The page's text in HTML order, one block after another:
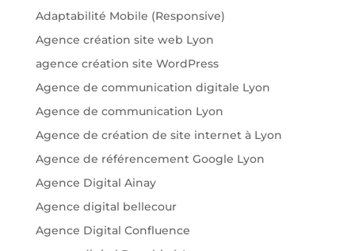
Adaptabilité Mobile (Responsive)
Agence création site web Lyon
agence création site WordPress
Agence de communication digitale Lyon
Agence de communication Lyon
Agence de création de site internet à Lyon
Agence de référencement Google Lyon
Agence Digital Ainay
Agence digital bellecour
Agence Digital Confluence